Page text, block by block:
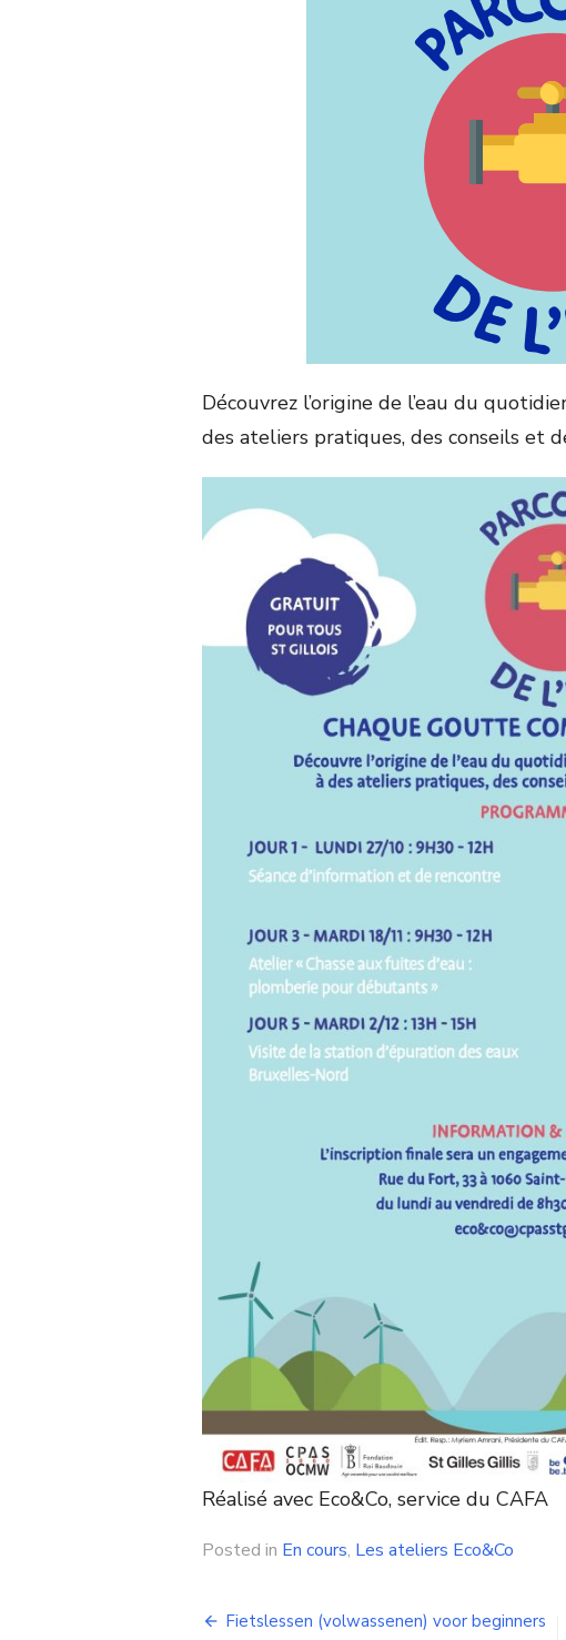
Découvrez l’origine de l’eau du
des ateliers pratiques, des conseils et
Réalisé avec Eco&Co, service du CAFA
Posted in En cours, Les ateliers Eco&Co
Navigation
Fietslessen (volwassenen) voor beginners